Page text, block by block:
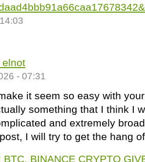
elnot
- 07:31
it seem so easy with
something that I think I
and extremely
I will try to get the hang
BTC. BINANCE CRYPTO